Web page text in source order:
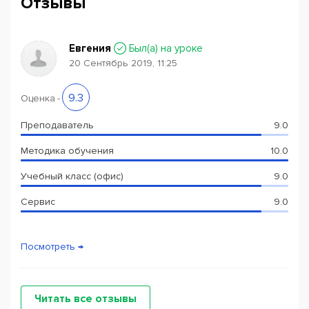
и различных других активностях, которые помогают
Один курс длится полгода, что помогает разложить
всю необходимую информацию по полочкам, причём
каждый последующий курс работает на закрепление
предыдущего.
Количество мест ограничено, дополнительную
информацию уточняйте у администратора.
Не упусти свой шанс.
Евгения Был(a) на уроке
20 Сентябрь 2019, 11:25
Оценка - 9.3
Преподаватель 9.0
Методика обучения 10.0
Учебный класс (офис) 9.0
Сервис 9.0
Посмотреть →
Читать все отзывы